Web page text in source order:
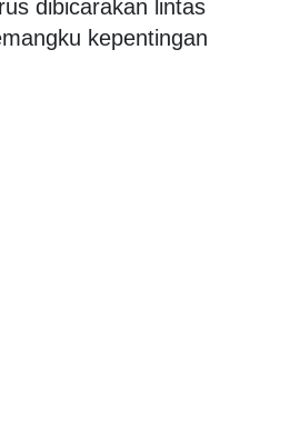
dibicarakan lintas
kepentingan